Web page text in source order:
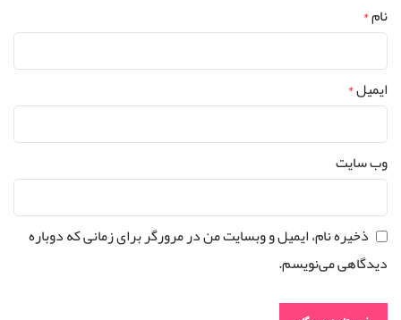
نام*
ایمیل*
وب‌ سایت
ذخیره نام، ایمیل و وبسایت من در مرورگر برای زمانی که دوباره
دیدگاهی می‌نویسم.